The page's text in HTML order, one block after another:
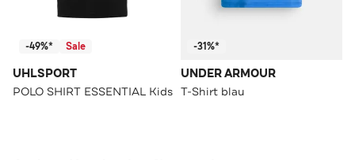
-49%* Sale
UHLSPORT
POLO SHIRT ESSENTIAL Kids
-31%*
UNDER ARMOUR
T-Shirt blau